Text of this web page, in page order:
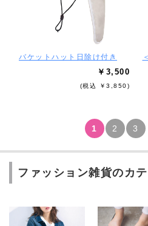
バケットハット日除け付き
￥3,500
(税込 ￥3,850)
1 2 3
ファッション雑貨のカ